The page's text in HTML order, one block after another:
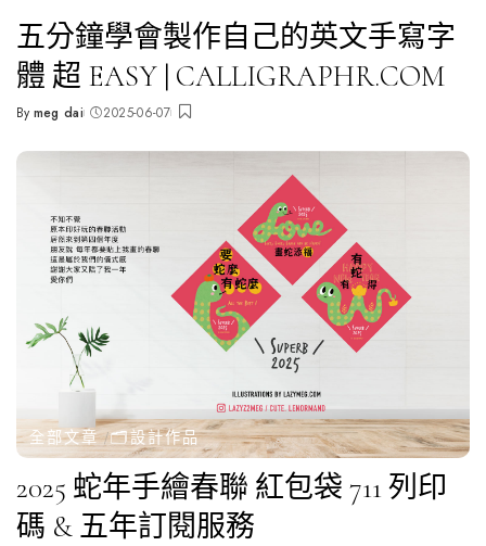
五分鐘學會製作自己的英文手寫字
體 超 EASY | CALLIGRAPHR.COM
Posted
By meg dai 2025-06-07
全部文章 🗂️設計作品
2025 蛇年手繪春聯 紅包袋 711 列印
碼 & 五年訂閱服務